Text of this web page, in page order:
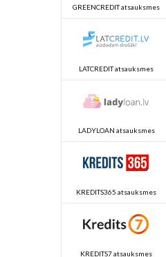
GREENCREDIT atsauksmes
LATCREDIT atsauksmes
LADYLOAN atsauksmes
KREDITS365 atsauksmes
KREDITS7 atsauksmes